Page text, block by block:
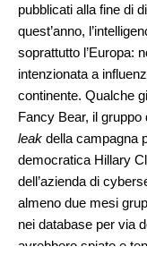
pubblicati alla fine di
quest’anno,
soprattutto l’Europa:
intenzionata a
continente. Qualche
Fancy Bear, il
leak della campagna
democratica Hillary
dell’azienda di
almeno due mesi
nei database per via
avrebbero spiato e